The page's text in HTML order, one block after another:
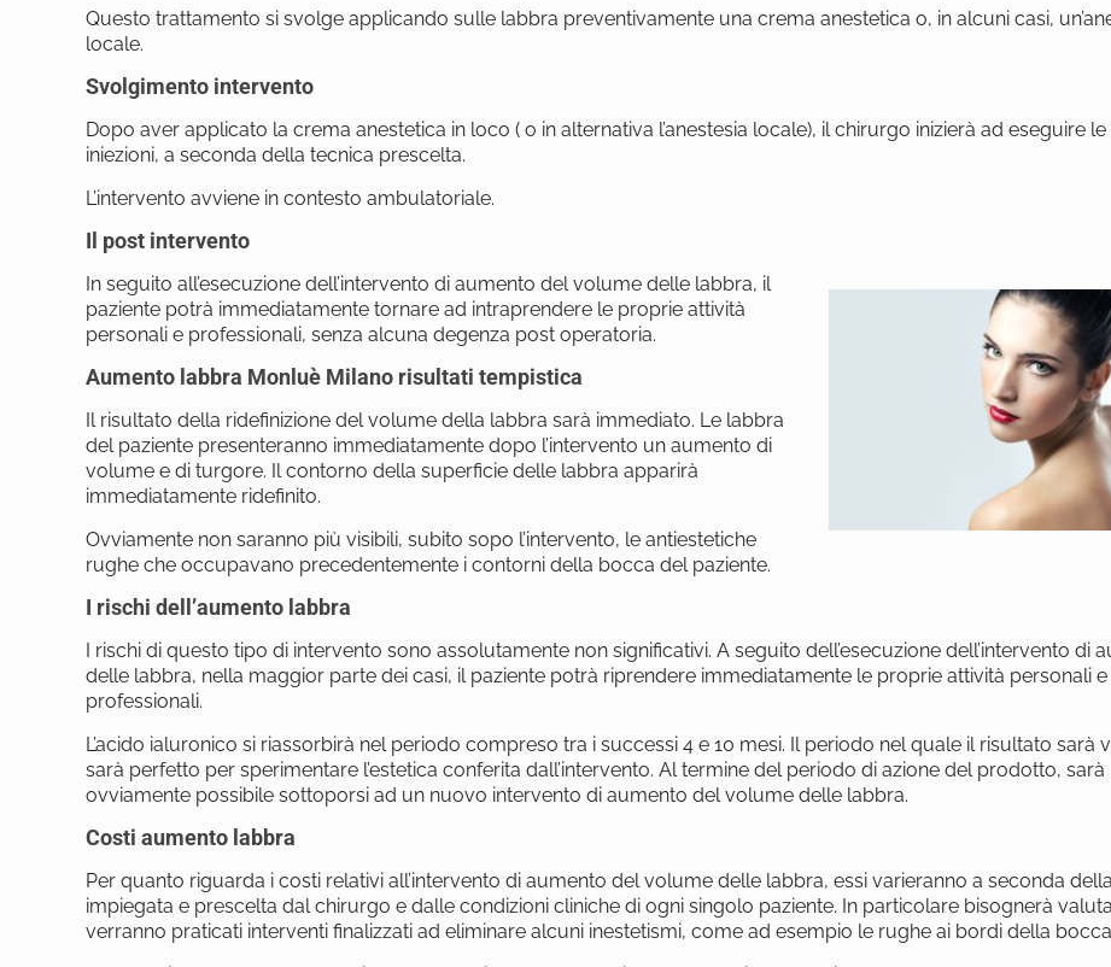
Questo trattamento si svolge applicando sulle labbra preventivamente una crema anestetica o, in alcuni casi,
locale.
Svolgimento intervento
Dopo aver applicato la crema anestetica in loco ( o in alternativa l’anestesia locale), il chirurgo inizierà ad eseguire
iniezioni, a seconda della tecnica prescelta.
L’intervento avviene in contesto ambulatoriale.
Il post intervento
In seguito all’esecuzione dell’intervento di aumento del volume delle labbra, il
paziente potrà immediatamente tornare ad intraprendere le proprie attività
personali e professionali, senza alcuna degenza post operatoria.
Aumento labbra Monluè Milano risultati tempistica
Il risultato della ridefinizione del volume della labbra sarà immediato. Le labbra
del paziente presenteranno immediatamente dopo l’intervento un aumento di
volume e di turgore. Il contorno della superficie delle labbra apparirà
immediatamente ridefinito.
Ovviamente non saranno più visibili, subito sopo l’intervento, le antiestetiche
rughe che occupavano precedentemente i contorni della bocca del paziente.
I rischi dell’aumento labbra
I rischi di questo tipo di intervento sono assolutamente non significativi. A seguito dell’esecuzione dell’intervento di
delle labbra, nella maggior parte dei casi, il paziente potrà riprendere immediatamente le proprie attività personali e
professionali.
L’acido ialuronico si riassorbirà nel periodo compreso tra i successi 4 e 10 mesi. Il periodo nel quale il risultato sarà
sarà perfetto per sperimentare l’estetica conferita dall’intervento. Al termine del periodo di azione del prodotto, sarà
ovviamente possibile sottoporsi ad un nuovo intervento di aumento del volume delle labbra.
Costi aumento labbra
Per quanto riguarda i costi relativi all’intervento di aumento del volume delle labbra, essi varieranno a seconda
impiegata e prescelta dal chirurgo e dalle condizioni cliniche di ogni singolo paziente. In particolare bisognerà
verranno praticati interventi finalizzati ad eliminare alcuni inestetismi, come ad esempio le rughe ai bordi della